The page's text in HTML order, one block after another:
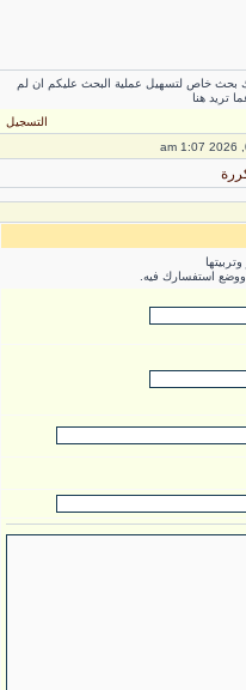
بحث خاص لتسهيل عملية البحث عليكم ان لم
تريد هنا
التسجيل
ووضع استفسارك فيه.